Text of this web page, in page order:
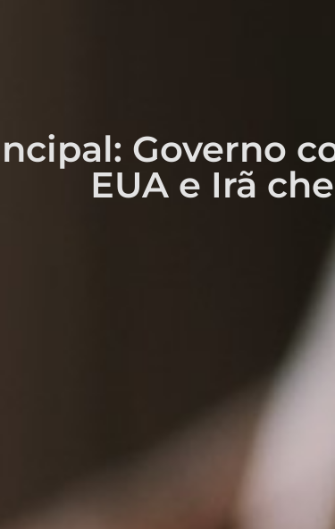
Governo
EUA e Irã